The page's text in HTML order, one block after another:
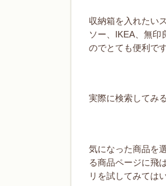
収納箱を入れたい
ソー、IKEA、無印
のでとても便利です
実際に検索してみ
気になった商品を
る商品ページに飛
リを試してみては